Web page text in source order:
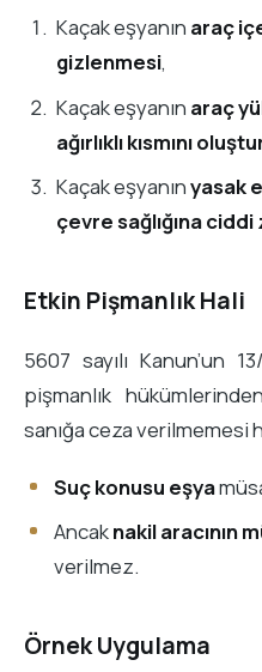
Kaçak eşyanın araç
gizlenmesi,
Kaçak eşyanın araç
ağırlıklı kısmını
Kaçak eşyanınyasak
çevre sağlığına
Etkin Pişmanlık Hali
5607 sayılı Kanun’un
pişmanlık
sanığa ceza verilmemesi
Suç konusu eşya
Ancaknakil aracının
verilmez.
Örnek Uygulama